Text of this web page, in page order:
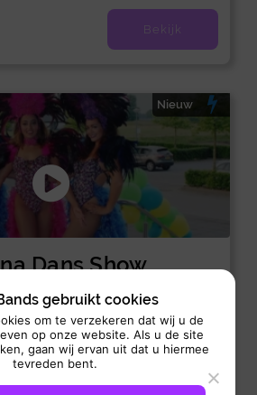
Bekijk
Dans Show
Nieuw
brengt warmte, passie en
naar ieder evenement. Deze
gebruikt cookies
om te verzekeren dat wij u de
op onze website. Als u de site
gaan wij ervan uit dat u hiermee
tevreden bent.